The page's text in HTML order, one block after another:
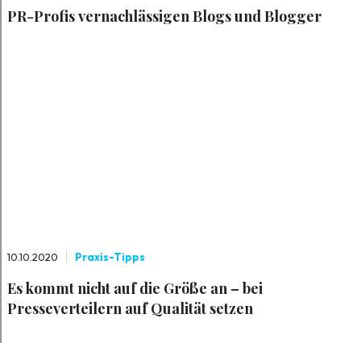
PR-Profis vernachlässigen Blogs und Blogger
10.10.2020 Praxis-Tipps
Es kommt nicht auf die Größe an – bei
Presseverteilern auf Qualität setzen